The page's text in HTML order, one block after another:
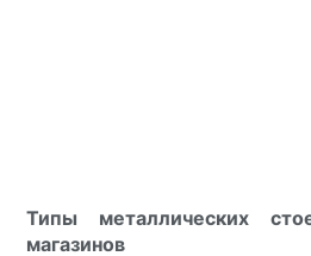
Типы металлических
магазинов